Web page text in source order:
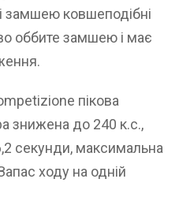
замшею ковшеподібні
оббите замшею і має
пікова
знижена до 240 к.с.,
секунди, максимальна
ходу на одній